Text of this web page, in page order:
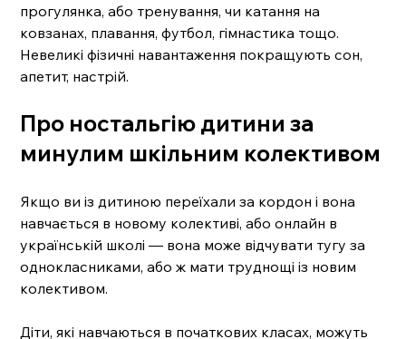
прогулянка, або тренування, чи катання на
ковзанах, плавання, футбол, гімнастика тощо.
Невеликі фізичні навантаження покращують сон,
апетит, настрій.
Про ностальгію дитини за
минулим шкільним колективом
Якщо ви із дитиною переїхали за кордон і вона
навчається в новому колективі, або онлайн в
українській школі — вона може відчувати тугу за
однокласниками, або ж мати труднощі із новим
колективом.
Діти, які навчаються в початкових класах, можуть